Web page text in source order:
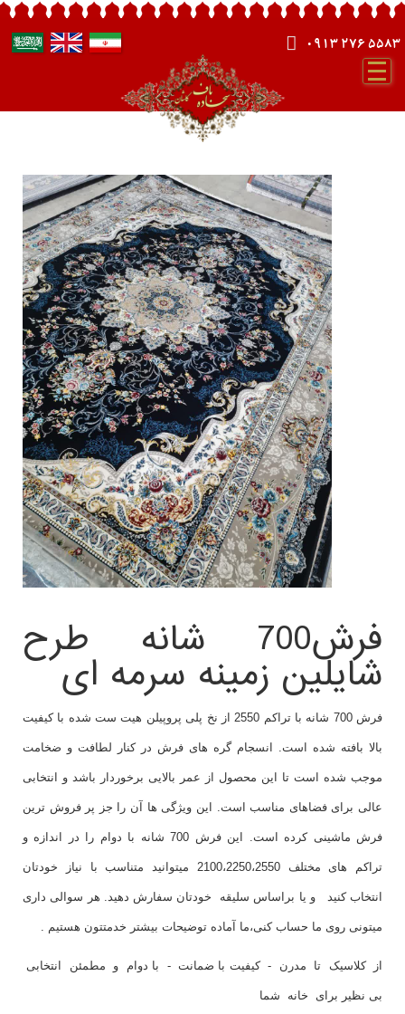
0913 276 5583
فرش700 شانه طرح
شایلین زمینه سرمه ای
فرش 700 شانه با تراکم 2550 از نخ پلی پروپیلن هیت ست شده با کیفیت
بالا بافته شده است. انسجام گره های فرش در کنار لطافت و ضخامت
موجب شده است تا این محصول از عمر بالایی برخوردار باشد و انتخابی
عالی برای فضاهای مناسب است. این ویژگی ها آن را جز پر فروش ترین
فرش ماشینی کرده است. این فرش 700 شانه با دوام را در اندازه و
تراکم های مختلف 2100،2250،2550 میتوانید متناسب با نیاز خودتان
انتخاب کنید و یا براساس سلیقه خودتان سفارش دهید. هر سوالی داری
میتونی روی ما حساب کنی،ما آماده توضیحات بیشتر خدمتتون هستیم .
از کلاسیک تا مدرن - کیفیت با ضمانت - با دوام و مطمئن انتخابی
بی نظیر برای خانه شما